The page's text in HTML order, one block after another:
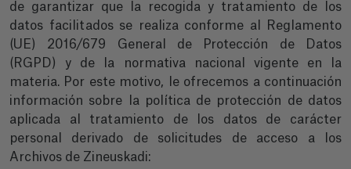
de garantizar que la recogida y tratamiento de los
datos facilitados se realiza conforme al Reglamento
(UE) 2016/679 General de Protección de Datos
(RGPD) y de la normativa nacional vigente en la
materia. Por este motivo, le ofrecemos a continuación
información sobre la política de protección de datos
aplicada al tratamiento de los datos de carácter
personal derivado de solicitudes de acceso a los
Archivos de Zineuskadi: